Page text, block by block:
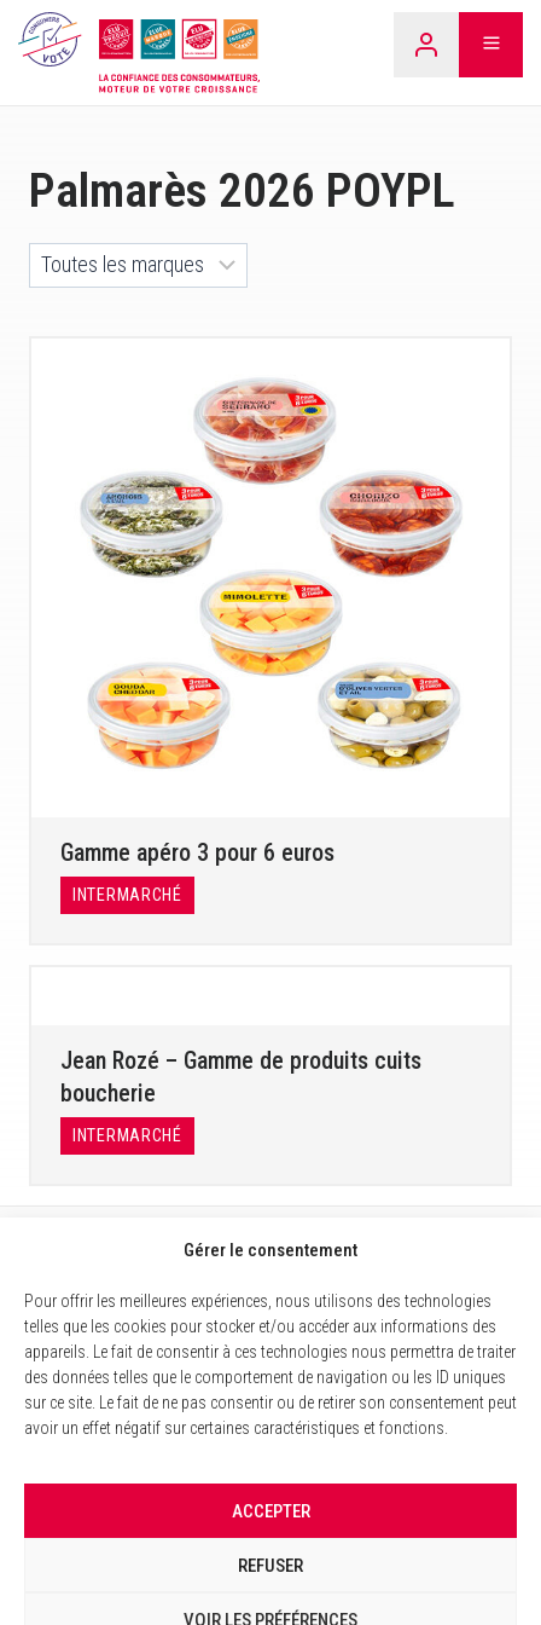
Gérer le consentement
Pour offrir les meilleures expériences, nous utilisons des technologies
telles que les cookies pour stocker et/ou accéder aux informations des
appareils. Le fait de consentir à ces technologies nous permettra de traiter
des données telles que le comportement de navigation ou les ID uniques
sur ce site. Le fait de ne pas consentir ou de retirer son consentement peut
avoir un effet négatif sur certaines caractéristiques et fonctions.
ACCEPTER
REFUSER
VOIR LES PRÉFÉRENCES
Aller
LEARN
Palmarès 2026 POYPL
Gamme apéro 3 pour 6 euros
INTERMARCHÉ
Jean Rozé – Gamme de produits cuits
boucherie
INTERMARCHÉ